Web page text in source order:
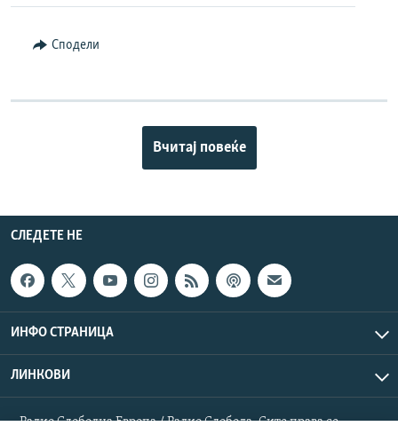
Сподели
Вчитај повеќе
СЛЕДЕТЕ НЕ
ИНФО СТРАНИЦА
ЛИНКОВИ
Радио Слободна Европа / Радио Слобода. Сите права се